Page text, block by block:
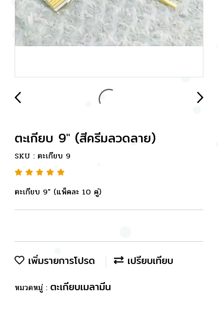
ตะเกียบ 9" (สีครีมลวดลาย)
SKU : ตะเกียบ 9
ตะเกียบ 9" (แพ็คละ 10 คู่)
เพิ่มรายการโปรด เปรียบเทียบ
หมวดหมู่ : ตะเกียบเมลามีน